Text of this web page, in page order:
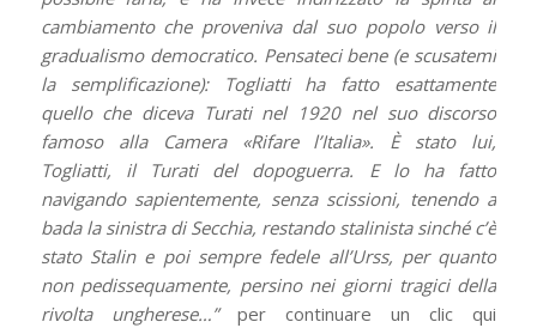
cambiamento che proveniva dal suo popolo verso il
gradualismo democratico. Pensateci bene (e scusatemi
la semplificazione): Togliatti ha fatto esattamente
quello che diceva Turati nel 1920 nel suo discorso
famoso alla Camera «Rifare l’Italia». È stato lui,
Togliatti, il Turati del dopoguerra. E lo ha fatto
navigando sapientemente, senza scissioni, tenendo a
bada la sinistra di Secchia, restando stalinista sinché c’è
stato Stalin e poi sempre fedele all’Urss, per quanto
non pedissequamente, persino nei giorni tragici della
rivolta ungherese…”per continuare un clic qui